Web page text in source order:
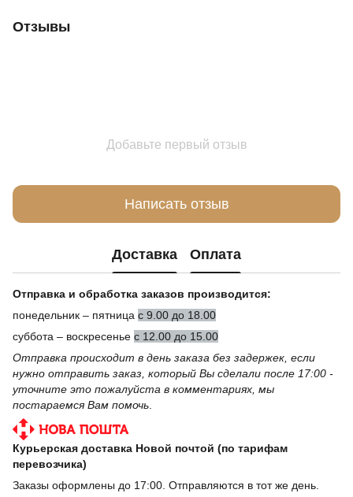
Отзывы
Добавьте первый отзыв
Написать отзыв
Доставка Оплата
Отправка и обработка заказов производится:
понедельник – пятница с 9.00 до 18.00
суббота – воскресенье с 12.00 до 15.00
Отправка происходит в день заказа без задержек, если
нужно отправить заказ, который Вы сделали после 17:00 -
уточните это пожалуйста в комментариях, мы
постараемся Вам помочь
Курьерская доставка Новой почтой (по тарифам
перевозчика)
Заказы оформлены до 17:00. Отправляются в тот же день.